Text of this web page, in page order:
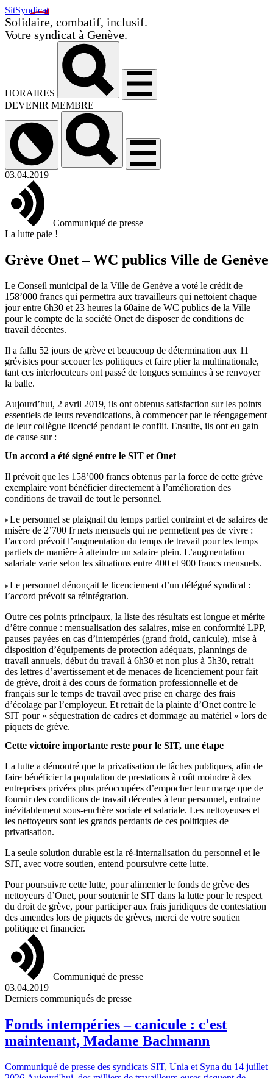
SitSyndicat
Solidaire, combatif, inclusif.
Votre syndicat à Genève.
HORAIRES
DEVENIR MEMBRE
03.04.2019
Communiqué de presse
La lutte paie !
Grève Onet – WC publics Ville de Genève
Le Conseil municipal de la Ville de Genève a voté le crédit de
158’000 francs qui permettra aux travailleurs qui nettoient chaque
jour entre 6h30 et 23 heures la 60aine de WC publics de la Ville
pour le compte de la société Onet de disposer de conditions de
travail décentes.
Il a fallu 52 jours de grève et beaucoup de détermination aux 11
grévistes pour secouer les politiques et faire plier la multinationale,
tant ces interlocuteurs ont passé de longues semaines à se renvoyer
la balle.
Aujourd’hui, 2 avril 2019, ils ont obtenus satisfaction sur les points
essentiels de leurs revendications, à commencer par le réengagement
de leur collègue licencié pendant le conflit. Ensuite, ils ont eu gain
de cause sur :
Un accord a été signé entre le SIT et Onet
Il prévoit que les 158’000 francs obtenus par la force de cette grève
exemplaire vont bénéficier directement à l’amélioration des
conditions de travail de tout le personnel.
Le personnel se plaignait du temps partiel contraint et de salaires de
misère de 2’700 fr nets mensuels qui ne permettent pas de vivre :
l’accord prévoit l’augmentation du temps de travail pour les temps
partiels de manière à atteindre un salaire plein. L’augmentation
salariale varie selon les situations entre 400 et 900 francs mensuels.
Le personnel dénonçait le licenciement d’un délégué syndical :
l’accord prévoit sa réintégration.
Outre ces points principaux, la liste des résultats est longue et mérite
d’être connue : mensualisation des salaires, mise en conformité LPP,
pauses payées en cas d’intempéries (grand froid, canicule), mise à
disposition d’équipements de protection adéquats, plannings de
travail annuels, début du travail à 6h30 et non plus à 5h30, retrait
des lettres d’avertissement et de menaces de licenciement pour fait
de grève, droit à des cours de formation professionnelle et de
français sur le temps de travail avec prise en charge des frais
d’écolage par l’employeur. Et retrait de la plainte d’Onet contre le
SIT pour « séquestration de cadres et dommage au matériel » lors de
piquets de grève.
Cette victoire importante reste pour le SIT, une étape
La lutte a démontré que la privatisation de tâches publiques, afin de
faire bénéficier la population de prestations à coût moindre à des
entreprises privées plus préoccupées d’empocher leur marge que de
fournir des conditions de travail décentes à leur personnel, entraine
inévitablement sous-enchère sociale et salariale. Les nettoyeuses et
les nettoyeurs sont les grands perdants de ces politiques de
privatisation.
La seule solution durable est la ré-internalisation du personnel et le
SIT, avec votre soutien, entend poursuivre cette lutte.
Pour poursuivre cette lutte, pour alimenter le fonds de grève des
nettoyeurs d’Onet, pour soutenir le SIT dans la lutte pour le respect
du droit de grève, pour participer aux frais juridiques de contestation
des amendes lors de piquets de grèves, merci de votre soutien
politique et financier.
Communiqué de presse
03.04.2019
Derniers communiqués de presse
Fonds intempéries – canicule : c'est
maintenant, Madame Bachmann
Communiqué de presse des syndicats SIT, Unia et Syna du 14 juillet